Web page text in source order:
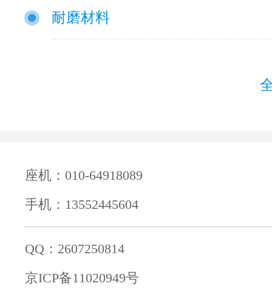
耐磨材料
座机：010-64918089
手机：13552445604
QQ：2607250814
京ICP备11020949号